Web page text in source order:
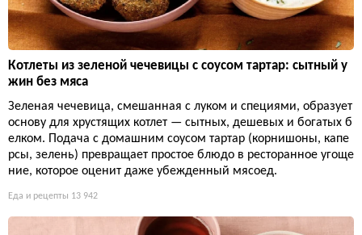
Котлеты из зеленой чечевицы с соусом тартар: сытный у
жин без мяса
Зеленая чечевица, смешанная с луком и специями, образует
основу для хрустящих котлет — сытных, дешевых и богатых б
елком. Подача с домашним соусом тартар (корнишоны, капе
рсы, зелень) превращает простое блюдо в ресторанное угоще
ние, которое оценит даже убежденный мясоед.
Еда и рецепты 13 942